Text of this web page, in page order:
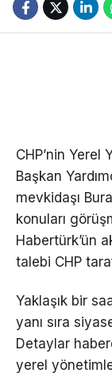
CHP’nin Yerel
Başkan
mevkidaşı
konuları
Habertürk’ün
talebi CHP
Yaklaşık bir
yanı sıra
Detaylar
yerel